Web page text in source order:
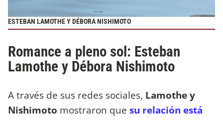
ESTEBAN LAMOTHE Y DÉBORA NISHIMOTO
Romance a pleno sol: Esteban
Lamothe y Débora Nishimoto
A través de sus redes sociales, Lamothe y
Nishimoto mostraron que su relación está